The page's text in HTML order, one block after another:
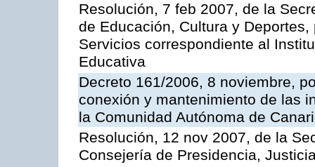
Resolución, 7 feb 2007, de la
de Educación, Cultura y
Servicios correspondiente al
Educativa
Decreto 161/2006, 8 noviembre,
conexión y mantenimiento de las
la Comunidad Autónoma de
Resolución, 12 nov 2007, de la
Consejería de Presidencia,